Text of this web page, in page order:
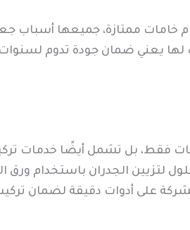
خامات ممتازة، جميعها
لها يعني ضمان جودة تدوم
فقط، بل تشمل أيضًا خدمات
لتزيين الجدران باستخدام
على أدوات دقيقة لضمان